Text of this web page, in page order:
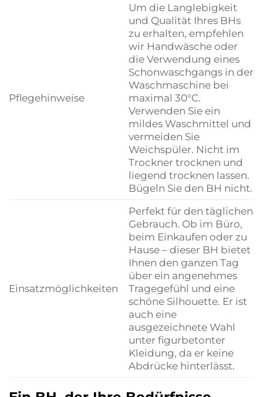
Pflegehinweise
Um die Langlebigkeit
und Qualität Ihres BHs
zu erhalten, empfehlen
wir Handwäsche oder
die Verwendung eines
Schonwaschgangs in der
Waschmaschine bei
maximal 30°C.
Verwenden Sie ein
mildes Waschmittel und
vermeiden Sie
Weichspüler. Nicht im
Trockner trocknen und
liegend trocknen lassen.
Bügeln Sie den BH nicht.
Einsatzmöglichkeiten
Perfekt für den täglichen
Gebrauch. Ob im Büro,
beim Einkaufen oder zu
Hause – dieser BH bietet
Ihnen den ganzen Tag
über ein angenehmes
Tragegefühl und eine
schöne Silhouette. Er ist
auch eine
ausgezeichnete Wahl
unter figurbetonter
Kleidung, da er keine
Abdrücke hinterlässt.